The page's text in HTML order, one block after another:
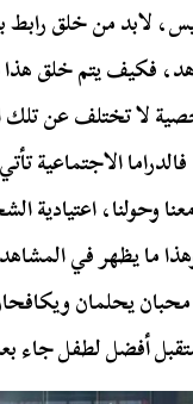
لابد من خلق
فكيف يتم خلق هذا
لا تختلف عن تلك
وحولنا، اعتيادية
ما يظهر في
يحلمان
أفضل لطفل جاء